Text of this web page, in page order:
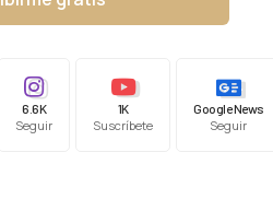
6.6K
Seguir
1K
Suscríbete
Google News
Seguir